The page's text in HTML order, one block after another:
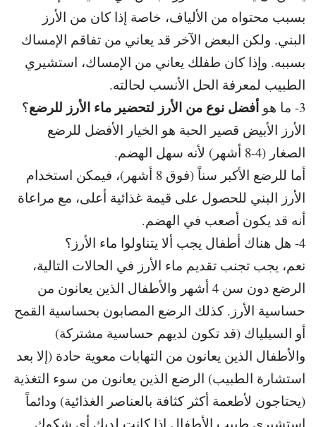
بسبب محتواه من الألياف، خاصة إذا كان من الأرز
البني. ولكن البعض الآخر قد يعاني من تفاقم الإمساك
بسببه. وإذا كان طفلك يعاني من الإمساك، استشيري
الطبيب لمعرفة الحل الأنسب لحالته.
3- ما هو
أفضل نوع من الأرز لتحضير ماء الأرز للرضع؟
الأرز الأبيض قصير الحبة هو الخيار الأفضل للرضع
الصغار (4-8 أشهر) لأنه سهل الهضم.
أما للرضع الأكبر سناً (فوق 8 أشهر)، فيمكن استخدام
الأرز البني للحصول على قيمة غذائية أعلى، مع مراعاة
أنه قد يكون أصعب في الهضم.
4- هل هناك أطفال يجب ألا يتناولوا ماء الأرز؟
نعم، يجب تجنب تقديم ماء الأرز في الحالات التالية،
الرضع دون سن 4 أشهر و
الأطفال الذين يعانون من
حساسية الأرز. كذلك الرضع المصابون بحساسية القمح
أو السيلياك (قد تكون لديهم حساسية مشتركة)
والأطفال الذين يعانون من التهابات معوية حادة (إلا بعد
استشارة الطبيب) الرضع الذين يعانون من سوء التغذية
(يحتاجون لأطعمة أكثر كثافة بالعناصر الغذائية) ودائماً
استشيري طبيب الأطفال إذا كانت لديك أي شكوك